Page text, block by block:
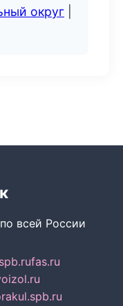
округ
всей России
fas.ru